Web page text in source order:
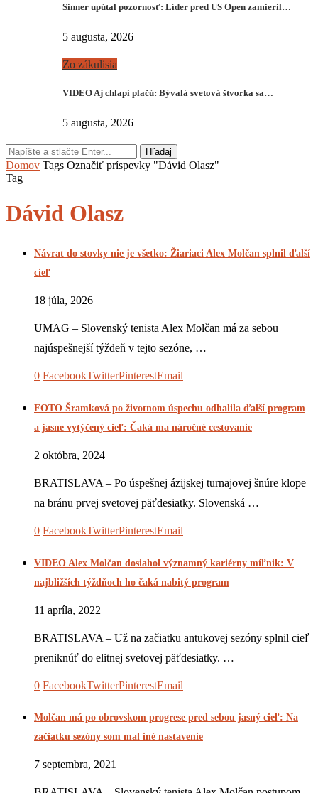
Sinner upútal pozornosť: Líder pred US Open zamieril…
5 augusta, 2026
Zo zákulisia
VIDEO Aj chlapi plačú: Bývalá svetová štvorka sa…
5 augusta, 2026
Hľadaj
Domov Tags Označiť príspevky "Dávid Olasz"
Tag
Dávid Olasz
Návrat do stovky nie je všetko: Žiariaci Alex Molčan splnil ďalší
cieľ
18 júla, 2026
UMAG – Slovenský tenista Alex Molčan má za sebou
najúspešnejší týždeň v tejto sezóne, …
0 FacebookTwitterPinterestEmail
FOTO Šramková po životnom úspechu odhalila ďalší program
a jasne vytýčený cieľ: Čaká ma náročné cestovanie
2 októbra, 2024
BRATISLAVA – Po úspešnej ázijskej turnajovej šnúre klope
na bránu prvej svetovej päťdesiatky. Slovenská …
0 FacebookTwitterPinterestEmail
VIDEO Alex Molčan dosiahol významný kariérny míľnik: V
najbližších týždňoch ho čaká nabitý program
11 apríla, 2022
BRATISLAVA – Už na začiatku antukovej sezóny splnil cieľ
preniknúť do elitnej svetovej päťdesiatky. …
0 FacebookTwitterPinterestEmail
Molčan má po obrovskom progrese pred sebou jasný cieľ: Na
začiatku sezóny som mal iné nastavenie
7 septembra, 2021